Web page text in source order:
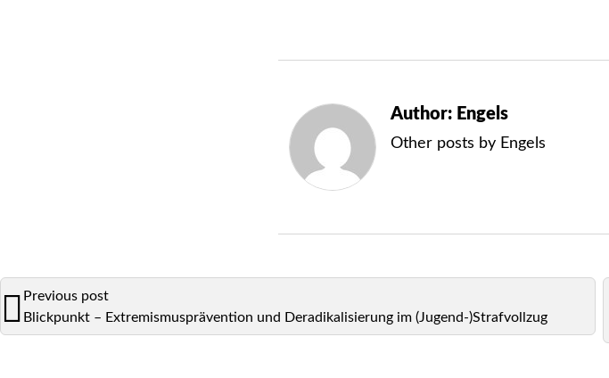
Author: Engels
Other posts by Engels
Previous post
Blickpunkt – Extremismusprävention und Deradikalisierung im (Jugend-)Strafvollzug